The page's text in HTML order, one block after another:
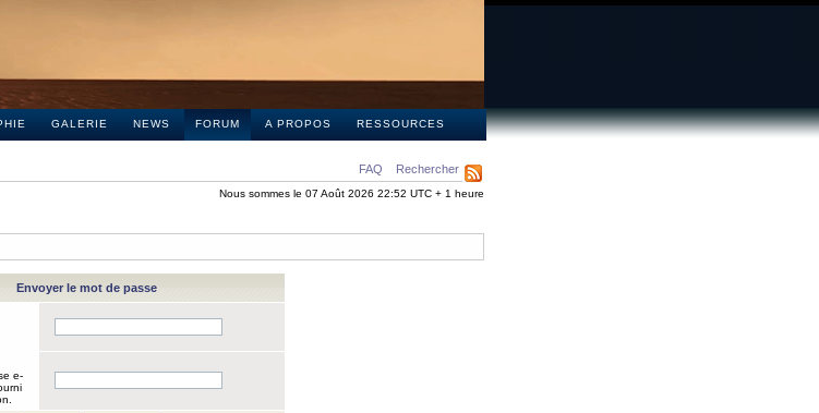
GALERIE NEWS FORUM A PROPOS RESSOURCES
FAQ Rechercher
Nous sommes le 07 Août 2026 22:52 UTC + 1 heure
Envoyer le mot de passe
e-